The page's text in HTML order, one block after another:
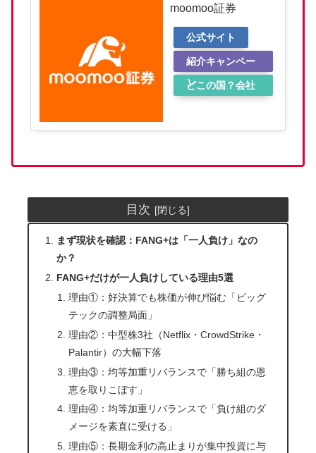
moomoo証券
公式サイト
紹介キャンペー
ン
どこの国？会社
目次
まず現状を確認：FANG+は「一人負け」なの
か？
FANG+だけが一人負けしている理由5選
理由①：好決算でも株価が伸び悩む「ビッグ
テックの調整局面」
理由②：中型株3社（Netflix・CrowdStrike・
Palantir）の大幅下落
理由③：均等加重リバランスで「勝ち組の恩
恵を取りこぼす」
理由④：均等加重リバランスで「負け組のダ
メージを素直に受ける」
理由⑤：長期金利の高止まりが集中投資に与